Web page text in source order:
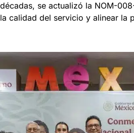
se actualizó la NOM-
calidad del servicio y alinear la